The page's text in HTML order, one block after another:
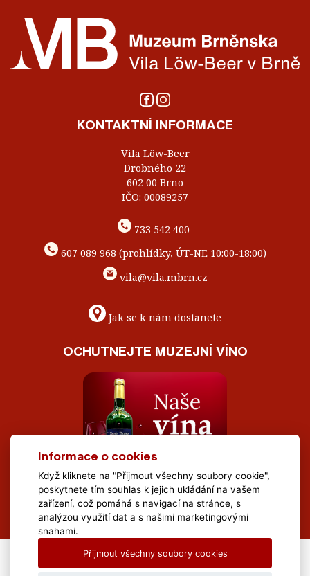
KONTAKTNÍ INFORMACE
Vila Löw-Beer
Drobného 22
602 00 Brno
IČO: 00089257
733 542 400
607 089 968 (prohlídky, ÚT-NE 10:00-18:00)
vila@vila.mbrn.cz
Jak se k nám dostanete
OCHUTNEJTE MUZEJNÍ VÍNO
All Rights Reserved Muzeum Brněnska © 2020, Webdesign by
Informace o cookies
Když kliknete na "Přijmout všechny soubory cookie",
poskytnete tím souhlas k jejich ukládání na vašem
zařízení, což pomáhá s navigací na stránce, s
analýzou využití dat a s našimi marketingovými
snahami.
Přijmout všechny soubory cookies